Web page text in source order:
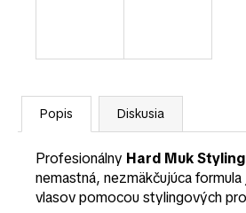
Popis Diskusia
Profesionálny Hard Muk
nemastná, nezmäkčujúca
vlasov pomocou stylingových